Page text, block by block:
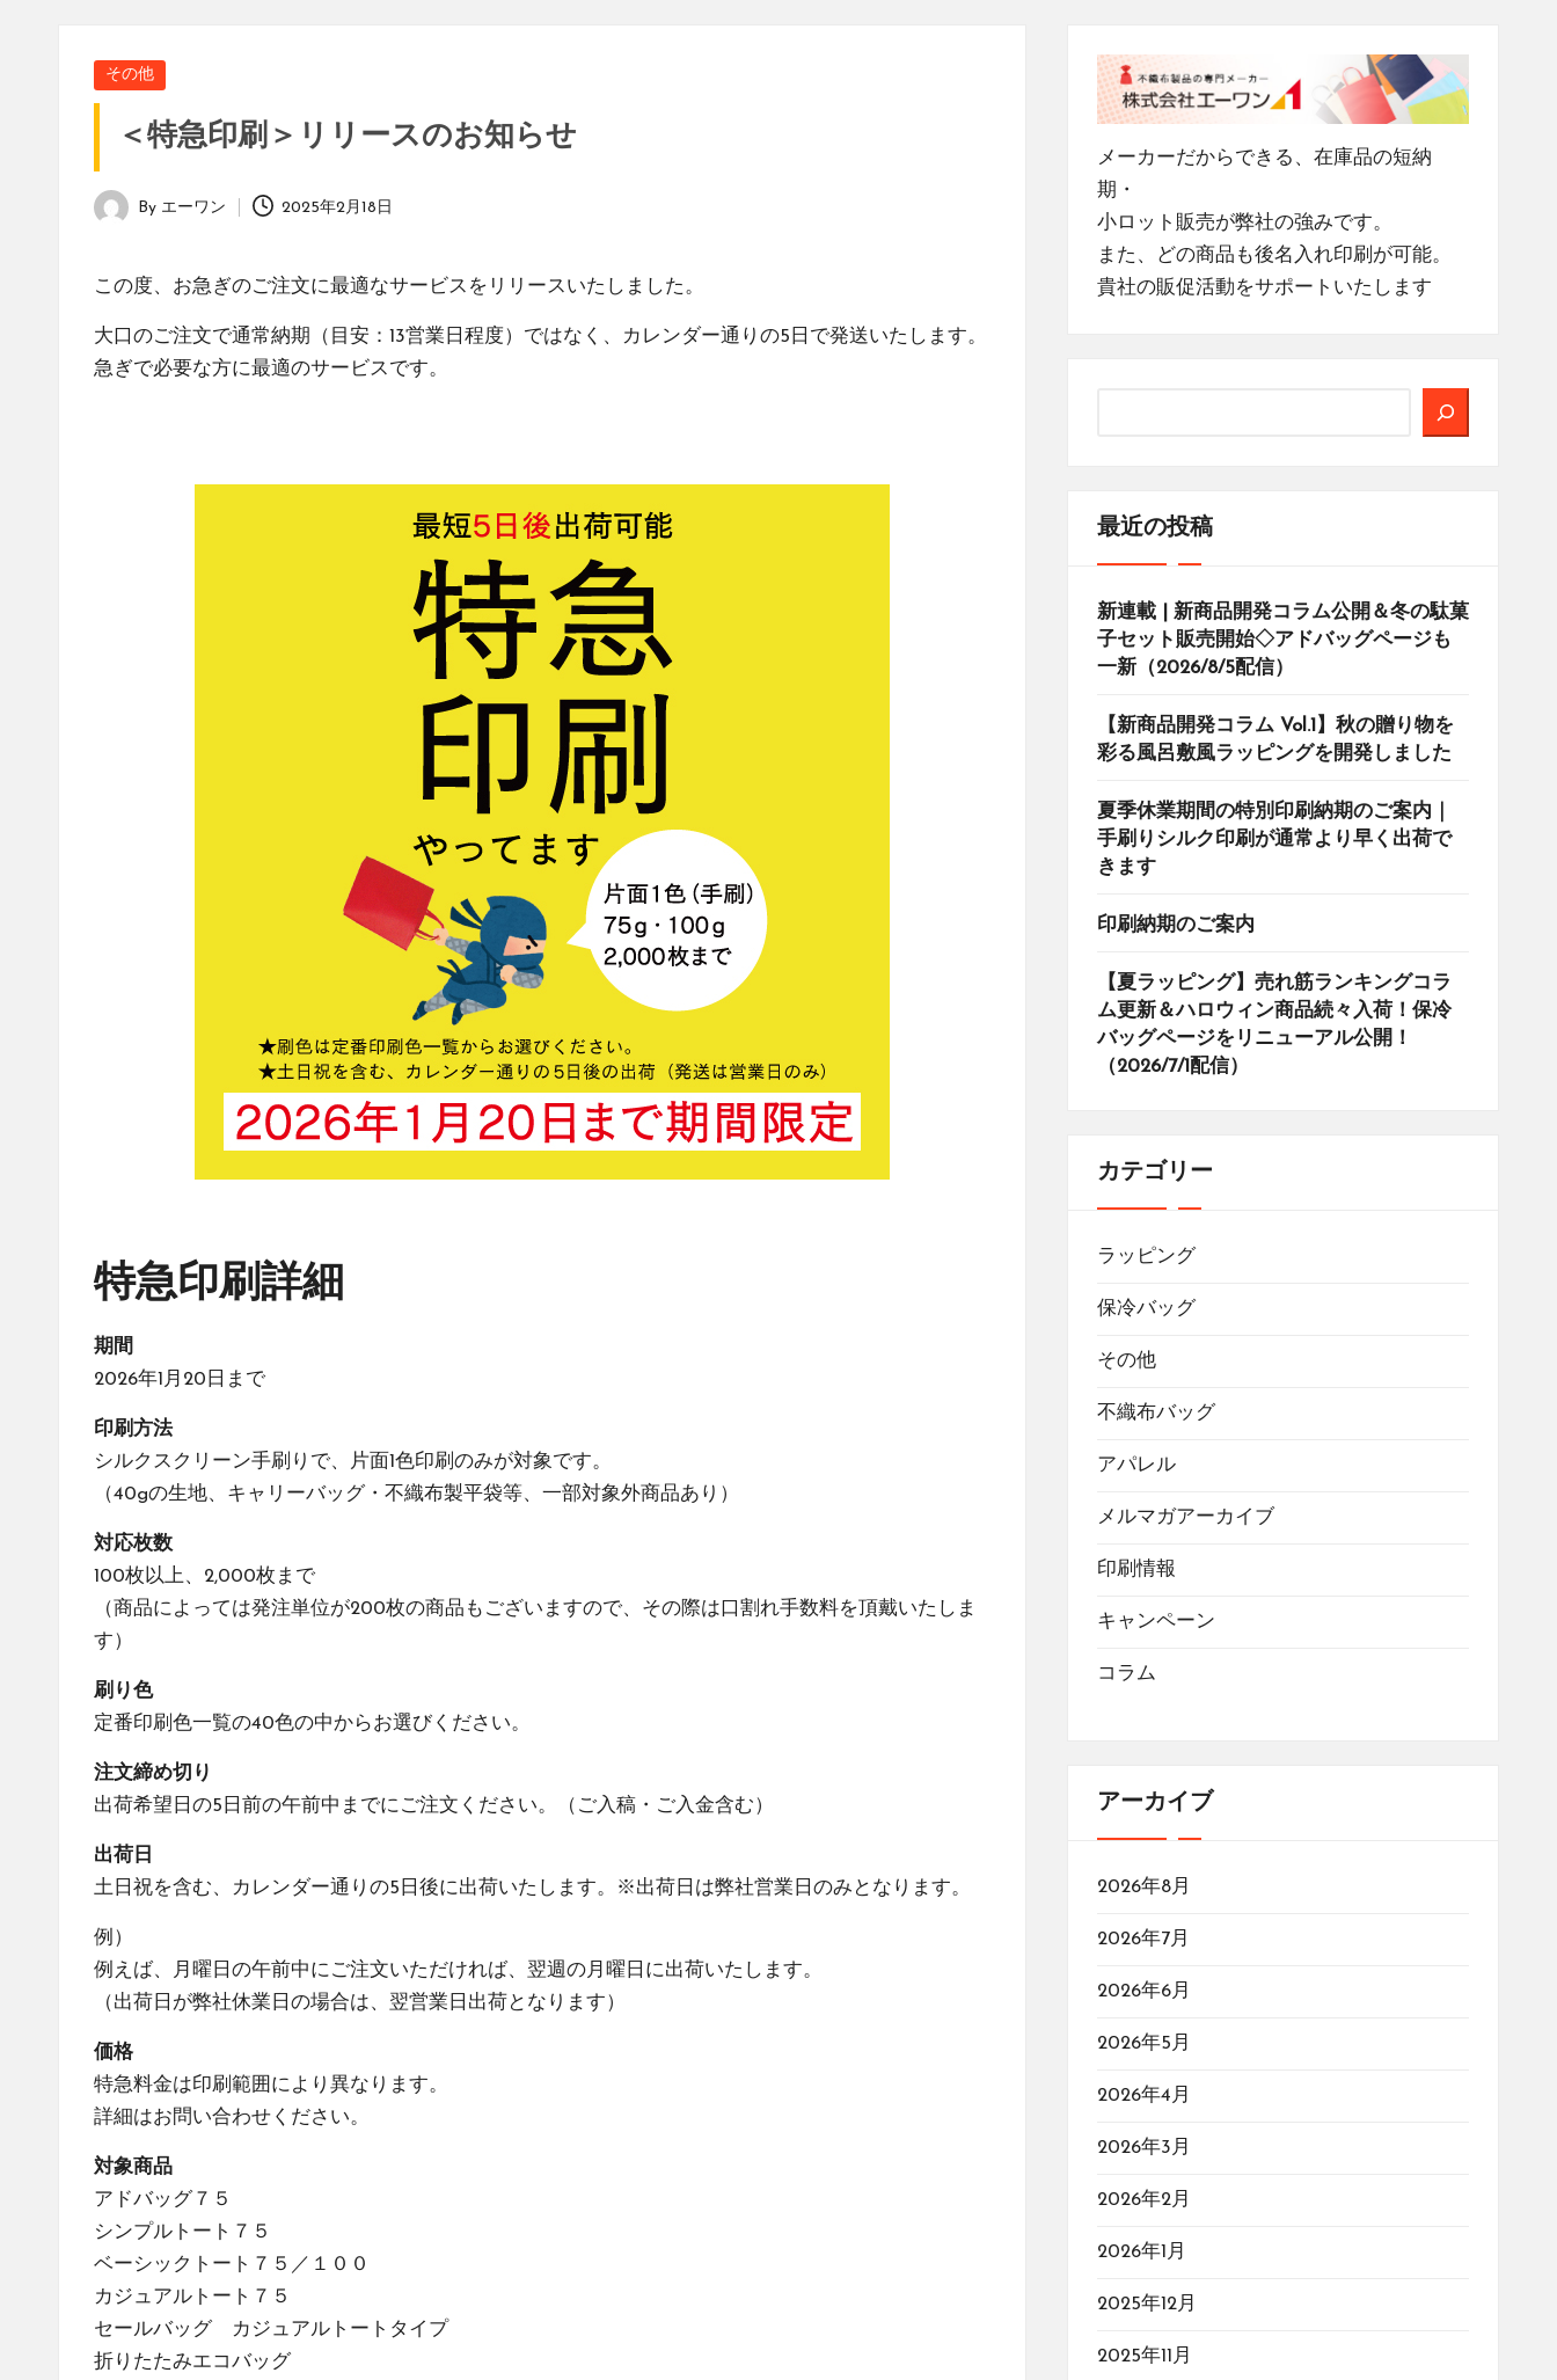
ワ
ン
コ
ラ
社
ン
ラ
で
す
Posted
in
その他
＜特急印刷＞リリースのお知らせ
Posted
By エーワン 2025年2月18日
この度、お急ぎのご注文に最適なサービスをリリースいたしました。
大口のご注文で通常納期（目安：13営業日程度）ではなく、カレンダー通りの5日で発送いたします。
急ぎで必要な方に最適のサービスです。
特急印刷詳細
期間
2026年1月20日まで
印刷方法
シルクスクリーン手刷りで、片面1色印刷のみが対象です。
（40gの生地、キャリーバッグ・不織布製平袋等、一部対象外商品あり）
対応枚数
100枚以上、2,000枚まで
（商品によっては発注単位が200枚の商品もございますので、その際は口割れ手数料を頂戴いたしま
す）
刷り色
定番印刷色一覧の40色の中からお選びください。
注文締め切り
出荷希望日の5日前の午前中までにご注文ください。（ご入稿・ご入金含む）
出荷日
土日祝を含む、カレンダー通りの5日後に出荷いたします。※出荷日は弊社営業日のみとなります。
例）
例えば、月曜日の午前中にご注文いただければ、翌週の月曜日に出荷いたします。
（出荷日が弊社休業日の場合は、翌営業日出荷となります）
価格
特急料金は印刷範囲により異なります。
詳細はお問い合わせ ください。
対象商品
アドバッグ７５
シンプルトート７５
ベーシックトート７５／１００
カジュアルトート７５
セールバッグ カジュアルトートタイプ
折りたたみエコバッグ
メーカーだからできる、在庫品の短納
期・
小ロット販売が弊社の強みです。
また、どの商品も後名入れ印刷が可能。
貴社の販促活動をサポートいたします
最近の投稿
新連載 | 新商品開発コラム公開＆冬の駄菓
子セット販売開始◇アドバッグページも
一新（2026/8/5配信）
【新商品開発コラム Vol.1】秋の贈り物を
彩る風呂敷風ラッピングを開発しました
夏季休業期間の特別印刷納期のご案内｜
手刷りシルク印刷が通常より早く出荷で
きます
印刷納期のご案内
【夏ラッピング】売れ筋ランキングコラ
ム更新＆ハロウィン商品続々入荷！保冷
バッグページをリニューアル公開！
（2026/7/1配信）
カテゴリー
ラッピング
保冷バッグ
その他
不織布バッグ
アパレル
メルマガアーカイブ
印刷情報
キャンペーン
コラム
アーカイブ
2026年8月
2026年7月
2026年6月
2026年5月
2026年4月
2026年3月
2026年2月
2026年1月
2025年12月
2025年11月